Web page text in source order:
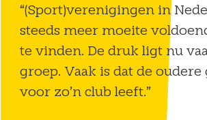
“(Sport)verenigingen in
steeds meer moeite
te vinden. De druk ligt nu
groep. Vaak is dat de oudere
voor zo’n club leeft.”